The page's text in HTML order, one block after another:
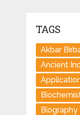
TAGS
Akbar
Ancient
Biography